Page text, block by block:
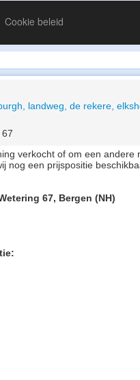
Cookie beleid
landweg, de rekere,
verkocht of om een andere
nog een prijspositie
67, Bergen (NH)